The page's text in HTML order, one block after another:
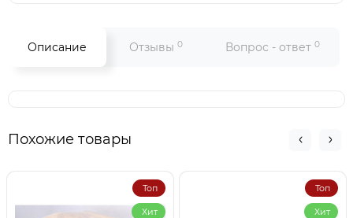
Описание Отзывы 0 Вопрос - ответ 0
Похожие товары
Топ
Хит
Топ
Хит